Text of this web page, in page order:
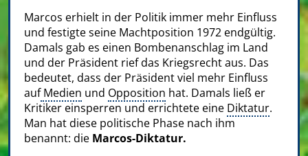
Marcos erhielt in der Politik immer mehr Einfluss
und festigte seine Machtposition 1972 endgültig.
Damals gab es einen Bombenanschlag im Land
und der Präsident rief das Kriegsrecht aus. Das
bedeutet, dass der Präsident viel mehr Einfluss
aufMedien und Opposition hat. Damals ließ er
Kritiker einsperren und errichtete eine Diktatur.
Man hat diese politische Phase nach ihm
benannt: die Marcos-Diktatur.